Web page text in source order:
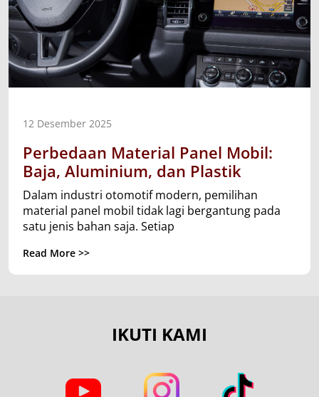
12 Desember 2025
Perbedaan Material Panel Mobil:
Baja, Aluminium, dan Plastik
Dalam industri otomotif modern, pemilihan
material panel mobil tidak lagi bergantung pada
satu jenis bahan saja. Setiap
Read More >>
IKUTI KAMI